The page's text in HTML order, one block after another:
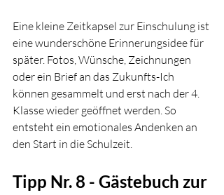
Eine kleine Zeitkapsel zur Einschulung ist
eine wunderschöne Erinnerungsidee für
später. Fotos, Wünsche, Zeichnungen
oder ein Brief an das Zukunfts-Ich
können gesammelt und erst nach der 4.
Klasse wieder geöffnet werden. So
entsteht ein emotionales Andenken an
den Start in die Schulzeit.
Tipp Nr. 8 - Gästebuch zur